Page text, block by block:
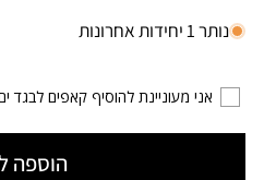
עבור
ביקיני
חום
קרמל
עבור
ביקיני
חום
קרמל
נותר 1 יחידות אחרונות
אני מעוניינת להוסיף קאפים לבגד
הוספה